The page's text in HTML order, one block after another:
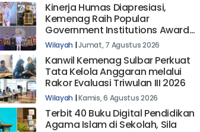
Kinerja Humas Diapresiasi,
Kemenag Raih Popular
Government Institutions Award
2026
Wilayah |Jumat, 7 Agustus 2026
Kanwil Kemenag Sulbar Perkuat
Tata Kelola Anggaran melalui
Rakor Evaluasi Triwulan III 2026
Wilayah |Kamis, 6 Agustus 2026
Terbit 40 Buku Digital Pendidikan
Agama Islam di Sekolah, Sila